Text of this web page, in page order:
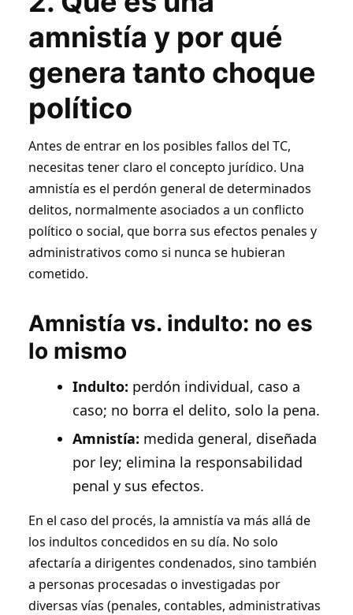
amnistía y por qué
genera tanto choque
político
Antes de entrar en los posibles fallos del TC,
necesitas tener claro el concepto jurídico. Una
amnistía es el perdón general de determinados
delitos, normalmente asociados a un conflicto
político o social, que borra sus efectos penales y
administrativos como si nunca se hubieran
cometido.
Amnistía vs. indulto: no es
lo mismo
Indulto: perdón individual, caso a
caso; no borra el delito, solo la pena.
Amnistía: medida general, diseñada
por ley; elimina la responsabilidad
penal y sus efectos.
En el caso del procés, la amnistía va más allá de
los indultos concedidos en su día. No solo
afectaría a dirigentes condenados, sino también
a personas procesadas o investigadas por
diversas vías (penales, contables, administrativas